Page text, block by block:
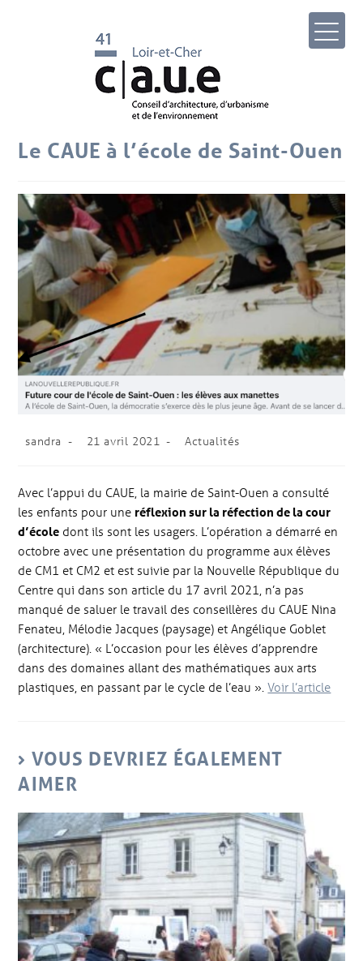
Le CAUE à l’école de Saint-Ouen
sandra 21 avril 2021 Actualités
Avec l’appui du CAUE, la mairie de Saint-Ouen a consulté
les enfants pour une réflexion sur la réfection de la cour
d’école dont ils sont les usagers. L’opération a démarré en
octobre avec une présentation du programme aux élèves
de CM1 et CM2 et est suivie par la Nouvelle République du
Centre qui dans son article du 17 avril 2021, n’a pas
manqué de saluer le travail des conseillères du CAUE Nina
Fenateu, Mélodie Jacques (paysage) et Angélique Goblet
(architecture). « L’occasion pour les élèves d’apprendre
dans des domaines allant des mathématiques aux arts
plastiques, en passant par le cycle de l’eau ».Voir l’article
VOUS DEVRIEZ ÉGALEMENT
AIMER